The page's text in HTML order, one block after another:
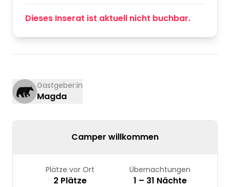
Dieses Inserat ist aktuell nicht buchbar.
Gastgeber:in
Magda
Camper willkommen
Plätze vor Ort
2 Plätze
Übernachtungen
1 – 31 Nächte